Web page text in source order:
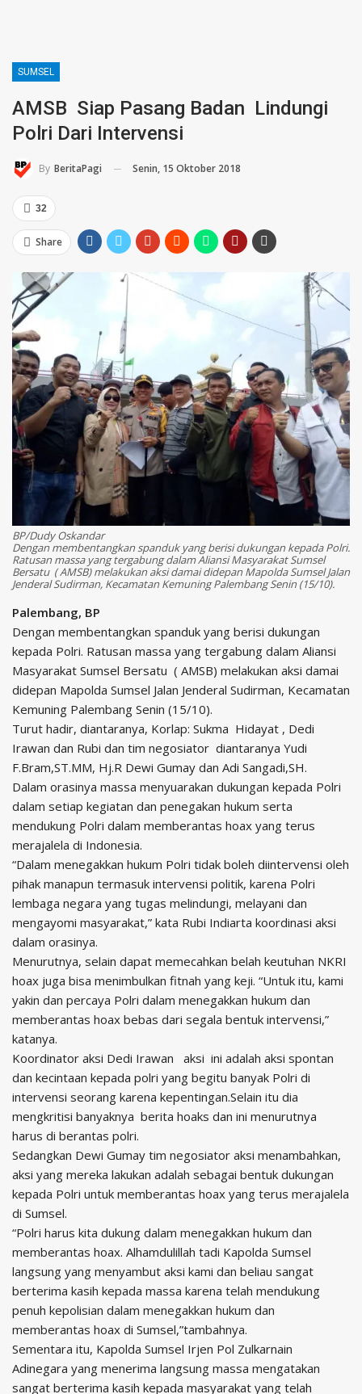
SUMSEL
AMSB Siap Pasang Badan Lindungi
Polri Dari Intervensi
By BeritaPagi Senin, 15 Oktober 2018
32
Share
BP/Dudy Oskandar
Dengan membentangkan spanduk yang berisi dukungan kepada Polri.
Ratusan massa yang tergabung dalam Aliansi Masyarakat Sumsel
Bersatu ( AMSB) melakukan aksi damai didepan Mapolda Sumsel Jalan
Jenderal Sudirman, Kecamatan Kemuning Palembang Senin (15/10).
Palembang, BP
Dengan membentangkan spanduk yang berisi dukungan
kepada Polri. Ratusan massa yang tergabung dalam Aliansi
Masyarakat Sumsel Bersatu ( AMSB) melakukan aksi damai
didepan Mapolda Sumsel Jalan Jenderal Sudirman, Kecamatan
Kemuning Palembang Senin (15/10).
Turut hadir, diantaranya, Korlap: Sukma Hidayat , Dedi
Irawan dan Rubi dan tim negosiator diantaranya Yudi
F.Bram,ST.MM, Hj.R Dewi Gumay dan Adi Sangadi,SH.
Dalam orasinya massa menyuarakan dukungan kepada Polri
dalam setiap kegiatan dan penegakan hukum serta
mendukung Polri dalam memberantas hoax yang terus
merajalela di Indonesia.
“Dalam menegakkan hukum Polri tidak boleh diintervensi oleh
pihak manapun termasuk intervensi politik, karena Polri
lembaga negara yang tugas melindungi, melayani dan
mengayomi masyarakat,” kata Rubi Indiarta koordinasi aksi
dalam orasinya.
Menurutnya, selain dapat memecahkan belah keutuhan NKRI
hoax juga bisa menimbulkan fitnah yang keji. “Untuk itu, kami
yakin dan percaya Polri dalam menegakkan hukum dan
memberantas hoax bebas dari segala bentuk intervensi,”
katanya.
Koordinator aksi Dedi Irawan aksi ini adalah aksi spontan
dan kecintaan kepada polri yang begitu banyak Polri di
intervensi seorang karena kepentingan.Selain itu dia
mengkritisi banyaknya berita hoaks dan ini menurutnya
harus di berantas polri.
Sedangkan Dewi Gumay tim negosiator aksi menambahkan,
aksi yang mereka lakukan adalah sebagai bentuk dukungan
kepada Polri untuk memberantas hoax yang terus merajalela
di Sumsel.
“Polri harus kita dukung dalam menegakkan hukum dan
memberantas hoax. Alhamdulillah tadi Kapolda Sumsel
langsung yang menyambut aksi kami dan beliau sangat
berterima kasih kepada massa karena telah mendukung
penuh kepolisian dalam menegakkan hukum dan
memberantas hoax di Sumsel,”tambahnya.
Sementara itu, Kapolda Sumsel Irjen Pol Zulkarnain
Adinegara yang menerima langsung massa mengatakan
sangat berterima kasih kepada masyarakat yang telah